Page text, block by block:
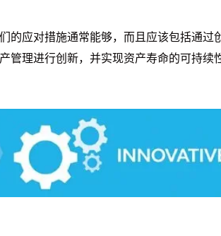
的应对措施通常能够，而且应该包括通
管理进行创新，并实现资产寿命的可持续